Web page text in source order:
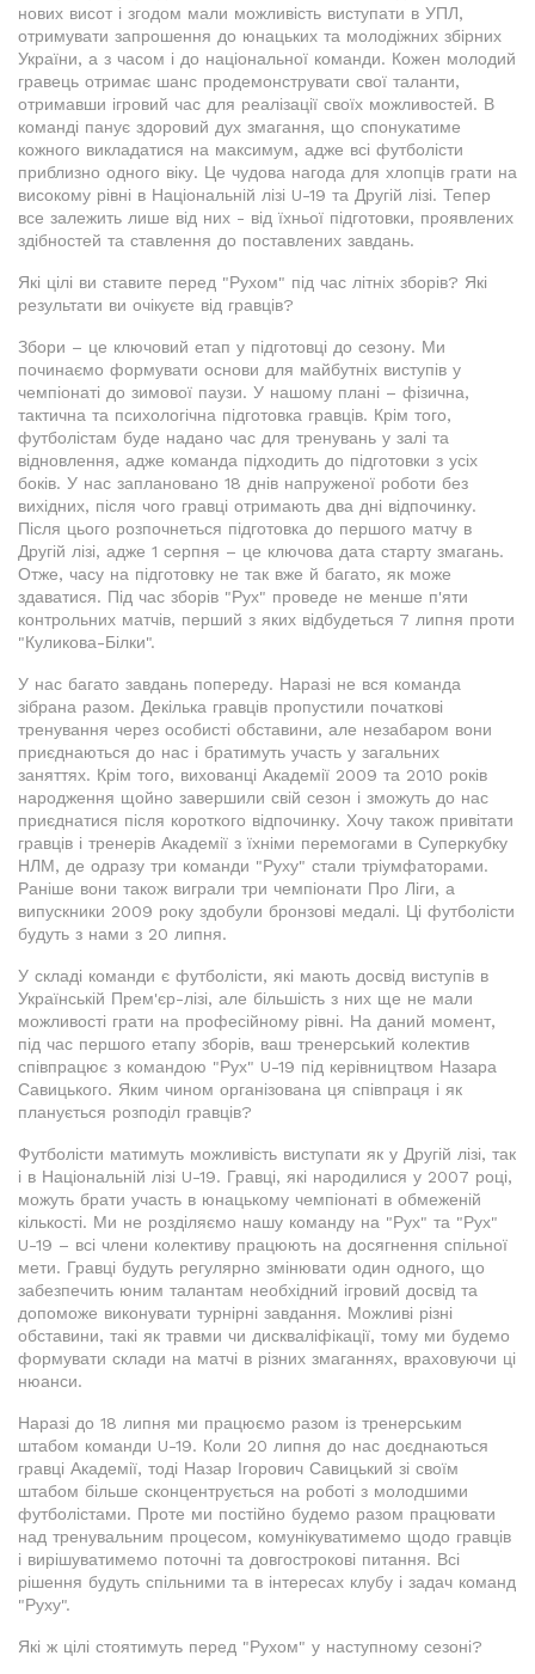
нових висот і згодом мали можливість виступати в УПЛ,
отримувати запрошення до юнацьких та молодіжних збірних
України, а з часом і до національної команди. Кожен молодий
гравець отримає шанс продемонструвати свої таланти,
отримавши ігровий час для реалізації своїх можливостей. В
команді панує здоровий дух змагання, що спонукатиме
кожного викладатися на максимум, адже всі футболісти
приблизно одного віку. Це чудова нагода для хлопців грати на
високому рівні в Національній лізі U-19 та Другій лізі. Тепер
все залежить лише від них - від їхньої підготовки, проявлених
здібностей та ставлення до поставлених завдань.
Які цілі ви ставите перед "Рухом" під час літніх зборів? Які
результати ви очікуєте від гравців?
Збори – це ключовий етап у підготовці до сезону. Ми
починаємо формувати основи для майбутніх виступів у
чемпіонаті до зимової паузи. У нашому плані – фізична,
тактична та психологічна підготовка гравців. Крім того,
футболістам буде надано час для тренувань у залі та
відновлення, адже команда підходить до підготовки з усіх
боків. У нас заплановано 18 днів напруженої роботи без
вихідних, після чого гравці отримають два дні відпочинку.
Після цього розпочнеться підготовка до першого матчу в
Другій лізі, адже 1 серпня – це ключова дата старту змагань.
Отже, часу на підготовку не так вже й багато, як може
здаватися. Під час зборів "Рух" проведе не менше п'яти
контрольних матчів, перший з яких відбудеться 7 липня проти
"Куликова-Білки".
У нас багато завдань попереду. Наразі не вся команда
зібрана разом. Декілька гравців пропустили початкові
тренування через особисті обставини, але незабаром вони
приєднаються до нас і братимуть участь у загальних
заняттях. Крім того, вихованці Академії 2009 та 2010 років
народження щойно завершили свій сезон і зможуть до нас
приєднатися після короткого відпочинку. Хочу також привітати
гравців і тренерів Академії з їхніми перемогами в Суперкубку
НЛМ, де одразу три команди "Руху" стали тріумфаторами.
Раніше вони також виграли три чемпіонати Про Ліги, а
випускники 2009 року здобули бронзові медалі. Ці футболісти
будуть з нами з 20 липня.
У складі команди є футболісти, які мають досвід виступів в
Українській Прем'єр-лізі, але більшість з них ще не мали
можливості грати на професійному рівні. На даний момент,
під час першого етапу зборів, ваш тренерський колектив
співпрацює з командою "Рух" U-19 під керівництвом Назара
Савицького. Яким чином організована ця співпраця і як
планується розподіл гравців?
Футболісти матимуть можливість виступати як у Другій лізі, так
і в Національній лізі U-19. Гравці, які народилися у 2007 році,
можуть брати участь в юнацькому чемпіонаті в обмеженій
кількості. Ми не розділяємо нашу команду на "Рух" та "Рух"
U-19 – всі члени колективу працюють на досягнення спільної
мети. Гравці будуть регулярно змінювати один одного, що
забезпечить юним талантам необхідний ігровий досвід та
допоможе виконувати турнірні завдання. Можливі різні
обставини, такі як травми чи дискваліфікації, тому ми будемо
формувати склади на матчі в різних змаганнях, враховуючи ці
нюанси.
Наразі до 18 липня ми працюємо разом із тренерським
штабом команди U-19. Коли 20 липня до нас доєднаються
гравці Академії, тоді Назар Ігорович Савицький зі своїм
штабом більше сконцентрується на роботі з молодшими
футболістами. Проте ми постійно будемо разом працювати
над тренувальним процесом, комунікуватимемо щодо гравців
і вирішуватимемо поточні та довгострокові питання. Всі
рішення будуть спільними та в інтересах клубу і задач команд
"Руху".
Які ж цілі стоятимуть перед "Рухом" у наступному сезоні?